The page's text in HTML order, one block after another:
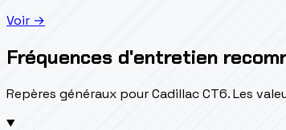
Voir →
Fréquences d'entretien
Repères généraux pour Cadillac CT6. Les